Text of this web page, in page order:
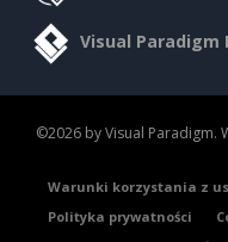
Visual Paradigm
©2026 by Visual Paradigm.
Warunki korzystania z
Polityka prywatności